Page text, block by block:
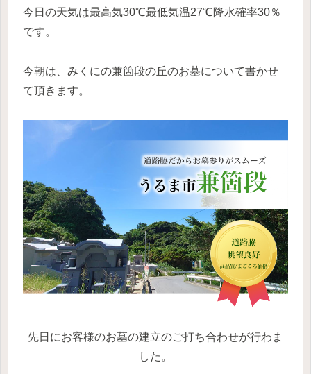
今日の天気は最高気30℃最低気温27℃降水確率30％
です。
今朝は、みくにの兼箇段の丘のお墓について書かせ
て頂きます。
先日にお客様のお墓の建立のご打ち合わせが行わま
した。